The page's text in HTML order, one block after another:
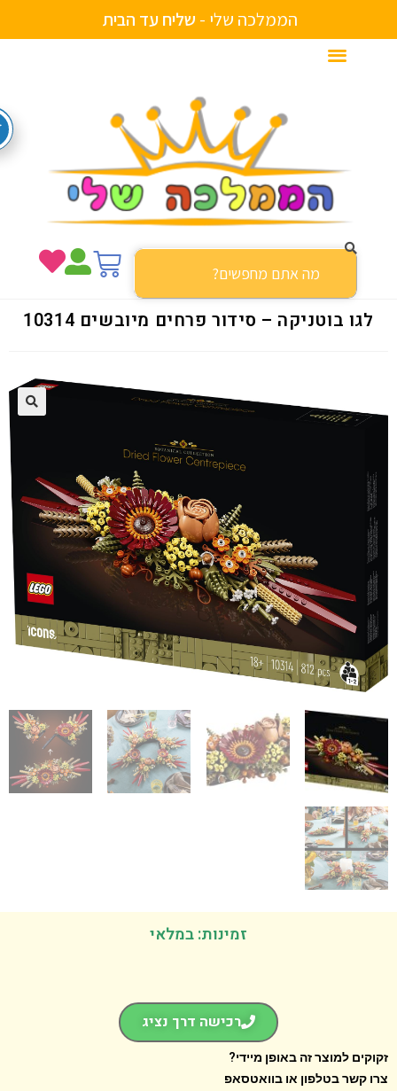
הממלכה שלי -ש לי חעד הבי ת
בוטניקה – סידור פרחים מיובשים 10314
זמינות: במלאי
רכישה דרך נציג
למוצר זה באופן מיידי?
קשר בטלפון או בוואטסאפ